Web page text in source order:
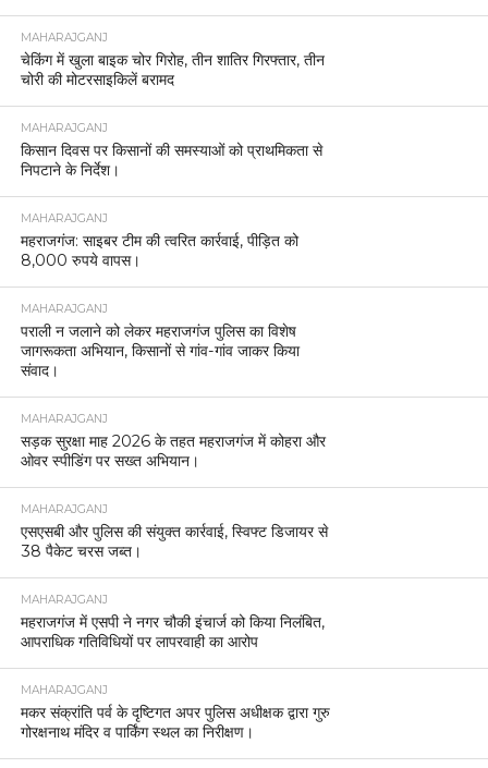
MAHARAJGANJ
चेकिंग में खुला बाइक चोर गिरोह, तीन शातिर गिरफ्तार, तीन
चोरी की मोटरसाइकिलें बरामद
MAHARAJGANJ
किसान दिवस पर किसानों की समस्याओं को प्राथमिकता से
निपटाने के निर्देश।
MAHARAJGANJ
महराजगंज: साइबर टीम की त्वरित कार्रवाई, पीड़ित को
8,000 रुपये वापस।
MAHARAJGANJ
पराली न जलाने को लेकर महराजगंज पुलिस का विशेष
जागरूकता अभियान, किसानों से गांव-गांव जाकर किया
संवाद।
MAHARAJGANJ
सड़क सुरक्षा माह 2026 के तहत महराजगंज में कोहरा और
ओवर स्पीडिंग पर सख्त अभियान।
MAHARAJGANJ
एसएसबी और पुलिस की संयुक्त कार्रवाई, स्विफ्ट डिजायर से
38 पैकेट चरस जब्त।
MAHARAJGANJ
महराजगंज में एसपी ने नगर चौकी इंचार्ज को किया निलंबित,
आपराधिक गतिविधियों पर लापरवाही का आरोप
MAHARAJGANJ
मकर संक्रांति पर्व के दृष्टिगत अपर पुलिस अधीक्षक द्वारा गुरु
गोरक्षनाथ मंदिर व पार्किंग स्थल का निरीक्षण।